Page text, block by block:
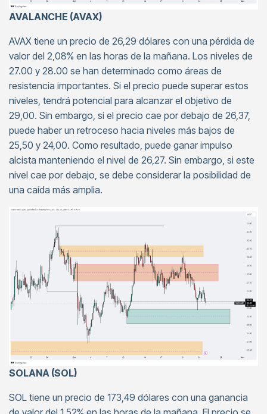
AVALANCHE (AVAX)
AVAX tiene un precio de 26,29 dólares con una pérdida de
valor del 2,08% en las horas de la mañana. Los niveles de
27.00 y 28.00 se han determinado como áreas de
resistencia importantes. Si el precio puede superar estos
niveles, tendrá potencial para alcanzar el objetivo de
29,00. Sin embargo, si el precio cae por debajo de 26,37,
puede haber un retroceso hacia niveles más bajos de
25,50 y 24,00. Como resultado, puede ganar impulso
alcista manteniendo el nivel de 26,27. Sin embargo, si este
nivel cae por debajo, se debe considerar la posibilidad de
una caída más amplia.
SOLANA (SOL)
SOL tiene un precio de 173,49 dólares con una ganancia